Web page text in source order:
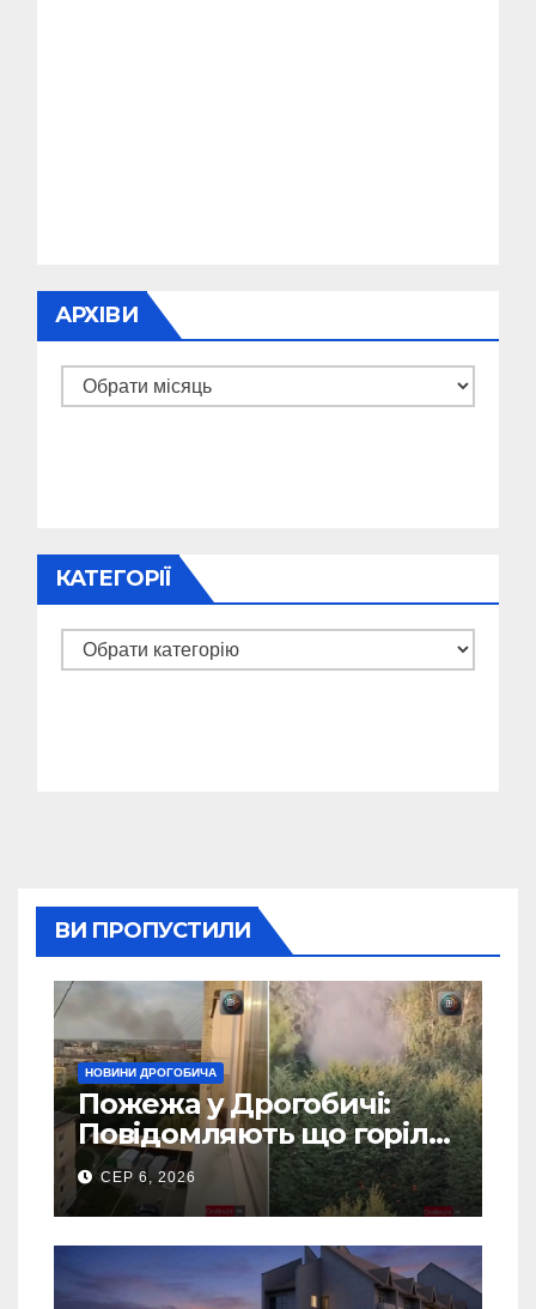
АРХІВИ
Архіви
КАТЕГОРІЇ
Категорії
ВИ ПРОПУСТИЛИ
НОВИНИ ДРОГОБИЧА
Пожежа у Дрогобичі:
Повідомляють що горіло
5 гаражів (Відео)
СЕР 6, 2026